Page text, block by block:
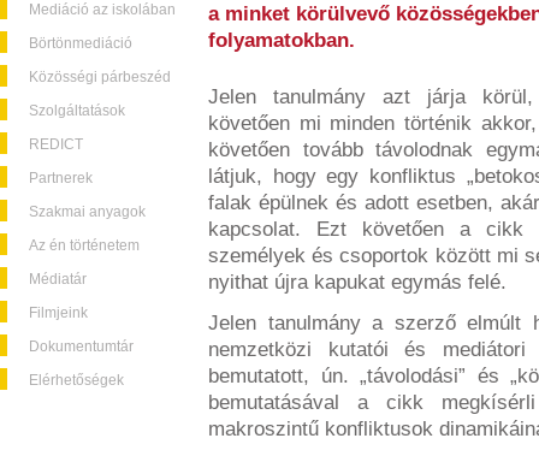
Mediáció az iskolában
Börtönmediáció
Közösségi párbeszéd
Szolgáltatások
REDICT
Partnerek
Szakmai anyagok
Az én történetem
Médiatár
Filmjeink
Dokumentumtár
Elérhetőségek
a minket körülvevő
folyamatokban.
Jelen tanulmány azt járja
követően mi minden történik
követően tovább távolodnak
látjuk, hogy egy konfliktus
falak épülnek és adott esetben,
kapcsolat. Ezt követően a cikk
személyek és csoportok között mi
nyithat újra kapukat egymás felé.
Jelen tanulmány a szerző elmúlt
nemzetközi kutatói és
bemutatott, ún. „távolodási” és
bemutatásával a cikk
makroszintű konfliktusok